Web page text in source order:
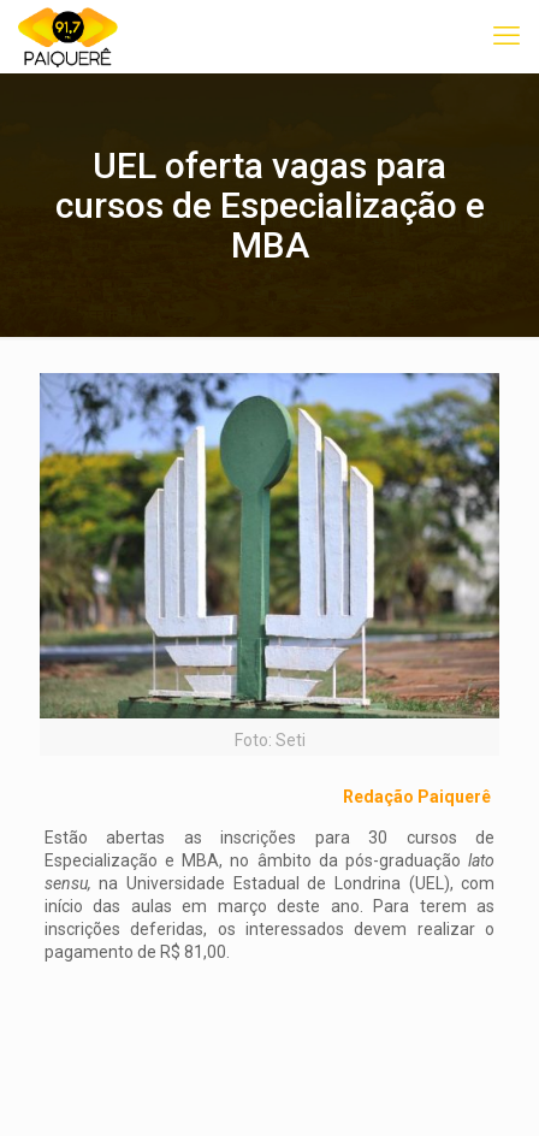
UEL oferta vagas para
cursos de Especialização e
MBA
Foto: Seti
Redação Paiquerê
Estão abertas as inscrições para 30 cursos de
Especialização e MBA, no âmbito da pós-graduaçãolato
sensu,na Universidade Estadual de Londrina (UEL), com
início das aulas em março deste ano. Para terem as
inscrições deferidas, os interessados devem realizar o
pagamento de R$ 81,00.